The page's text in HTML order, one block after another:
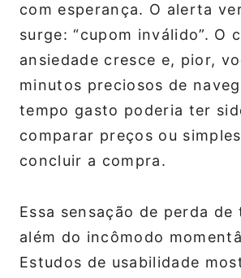
com esperança. O alerta
surge: “cupom inválido”. O
ansiedade cresce e, pior,
minutos preciosos de
tempo gasto poderia ter
comparar preços ou
concluir a compra.
Essa sensação de perda de
além do incômodo
Estudos de usabilidade